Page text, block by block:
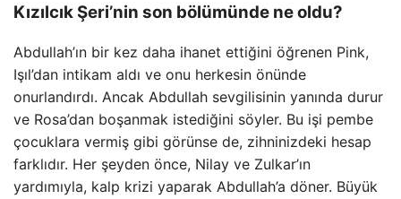
Kızılcık Şeri’nin son bölümünde ne oldu?
Abdullah’ın bir kez daha ihanet ettiğini öğrenen Pink,
Işıl’dan intikam aldı ve onu herkesin önünde
onurlandırdı. Ancak Abdullah sevgilisinin yanında durur
ve Rosa’dan boşanmak istediğini söyler. Bu işi pembe
çocuklara vermiş gibi görünse de, zihninizdeki hesap
farklıdır. Her şeyden önce, Nilay ve Zulkar’ın
yardımıyla, kalp krizi yaparak Abdullah’a döner. Büyük